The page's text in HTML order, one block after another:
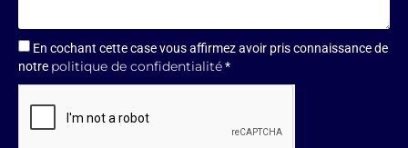
En cochant cette case vous affirmez avoir pris connaissance de
notre politique de confidentialité*